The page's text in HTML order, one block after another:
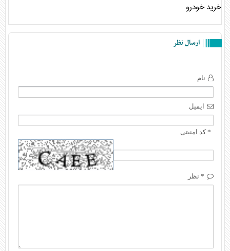
خرید خودرو
ارسال نظر
نام
ایمیل
* کد امنیتی
* نظر